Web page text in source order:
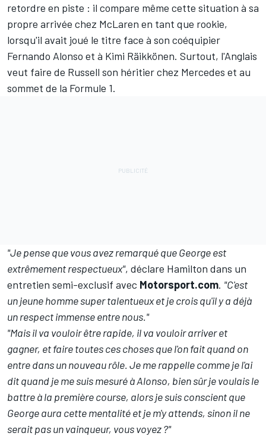
retordre en piste : il compare même cette situation à sa
propre arrivée chez McLaren en tant que rookie,
lorsqu'il avait joué le titre face à son coéquipier
Fernando Alonso et à Kimi Räikkönen. Surtout, l'Anglais
veut faire de Russell son héritier chez Mercedes et au
sommet de la Formule 1.
"Je pense que vous avez remarqué que George est
extrêmement respectueux", déclare Hamilton dans un
entretien semi-exclusif avec Motorsport.com. "C'est
un jeune homme super talentueux et je crois qu'il y a déjà
un respect immense entre nous."
"Mais il va vouloir être rapide, il va vouloir arriver et
gagner, et faire toutes ces choses que l'on fait quand on
entre dans un nouveau rôle. Je me rappelle comme je l'ai
dit quand je me suis mesuré à Alonso, bien sûr je voulais le
battre à la première course, alors je suis conscient que
George aura cette mentalité et je m'y attends, sinon il ne
serait pas un vainqueur, vous voyez ?"